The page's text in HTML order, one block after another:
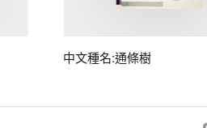
中文種名:通條樹